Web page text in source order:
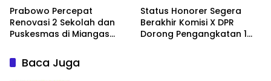
Prabowo Percepat
Renovasi 2 Sekolah dan
Puskesmas di Miangas
2026
Status Honorer Segera
Berakhir Komisi X DPR
Dorong Pengangkatan 1
Baca Juga